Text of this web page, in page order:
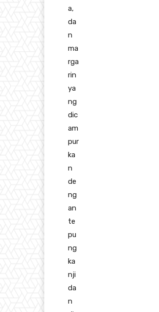
a,
da
n
ma
rga
rin
ya
ng
dic
am
pur
ka
n
de
ng
an
te
pu
ng
ka
nji
da
n